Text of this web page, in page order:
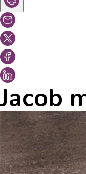
Jacob